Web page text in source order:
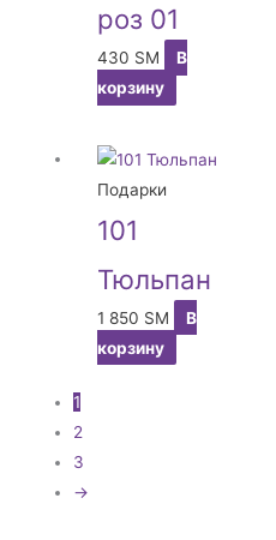
роз 01
430 ЅМ
В
корзину
Подарки
101
Тюльпан
1 850 ЅМ
В
корзину
1
2
3
→